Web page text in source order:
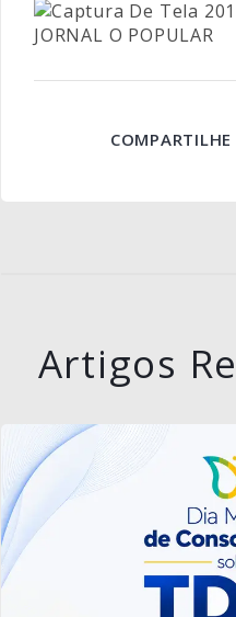
JORNAL O POPULAR
COMPARTILHE
Artigos